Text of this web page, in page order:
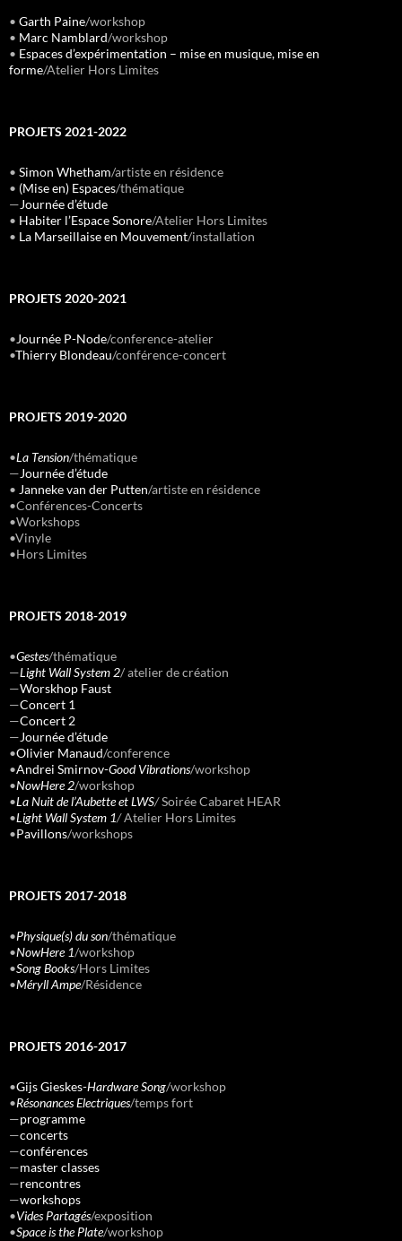
• Garth Paine/workshop
• Marc Namblard/workshop
• Espaces d’expérimentation – mise en musique, mise en
forme/Atelier Hors Limites
PROJETS 2021-2022
• Simon Whetham/artiste en résidence
• (Mise en) Espaces/thématique
—Journée d’étude
• Habiter l’Espace Sonore/Atelier Hors Limites
• La Marseillaise en Mouvement/installation
PROJETS 2020-2021
•Journée P-Node/conference-atelier
•Thierry Blondeau/conférence-concert
PROJETS 2019-2020
•La Tension/thématique
—Journée d’étude
• Janneke van der Putten/artiste en résidence
•Conférences-Concerts
•Workshops
•Vinyle
•Hors Limites
PROJETS 2018-2019
•Gestes/thématique
—Light Wall System 2/ atelier de création
—Worskhop Faust
—Concert 1
—Concert 2
—Journée d’étude
•Olivier Manaud/conference
•Andrei Smirnov-Good Vibrations/workshop
•NowHere 2/workshop
•La Nuit de l’Aubette et LWS/Soirée Cabaret HEAR
•Light Wall System 1/Atelier Hors Limites
•Pavillons/workshops
PROJETS 2017-2018
•Physique(s) du son/thématique
•NowHere 1/workshop
•Song Books/Hors Limites
•Méryll Ampe/Résidence
PROJETS 2016-2017
•Gijs Gieskes-Hardware Song/workshop
•Résonances Electriques/temps fort
—programme
—concerts
—conférences
—master classes
—rencontres
—workshops
•Vides Partagés/exposition
•Space is the Plate/workshop